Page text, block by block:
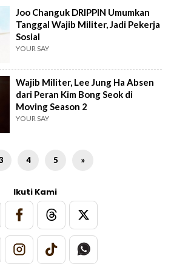
Joo Changuk DRIPPIN Umumkan
Tanggal Wajib Militer, Jadi Pekerja
Sosial
YOUR SAY
Wajib Militer, Lee Jung Ha Absen
dari Peran Kim Bong Seok di
Moving Season 2
YOUR SAY
4 5 »
Ikuti Kami